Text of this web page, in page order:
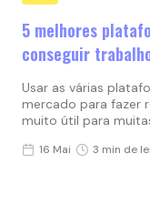
5 melhores
conseguir
Usar as várias
mercado para fazer
muito útil para
16 Mai 3 min de